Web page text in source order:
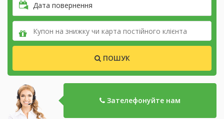
Дата повернення
ПОШУК
Зателефонуйте нам